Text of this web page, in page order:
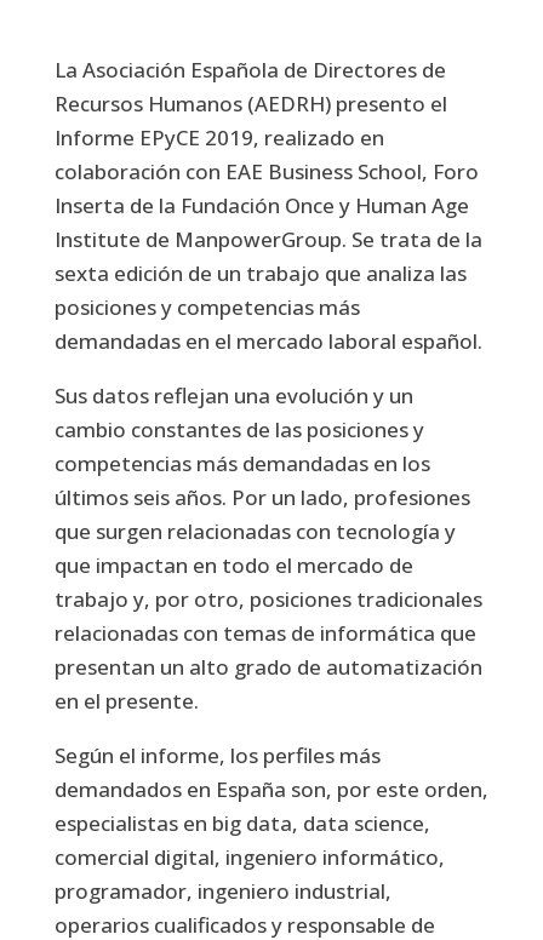
La Asociación Española de Directores de
Recursos Humanos (AEDRH) presento el
Informe EPyCE 2019, realizado en
colaboración con EAE Business School, Foro
Inserta de la Fundación Once y Human Age
Institute de ManpowerGroup. Se trata de la
sexta edición de un trabajo que analiza las
posiciones y competencias más
demandadas en el mercado laboral español.
Sus datos reflejan una evolución y un
cambio constantes de las posiciones y
competencias más demandadas en los
últimos seis años. Por un lado, profesiones
que surgen relacionadas con tecnología y
que impactan en todo el mercado de
trabajo y, por otro, posiciones tradicionales
relacionadas con temas de informática que
presentan un alto grado de automatización
en el presente.
Según el informe, los perfiles más
demandados en España son, por este orden,
especialistas en big data, data science,
comercial digital, ingeniero informático,
programador, ingeniero industrial,
operarios cualificados y responsable de